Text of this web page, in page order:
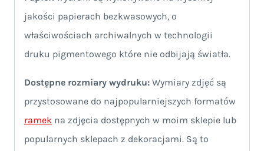
jakości papierach bezkwasowych, o
właściwościach archiwalnych w technologii
druku pigmentowego które nie odbijają światła.
Dostępne rozmiary wydruku: Wymiary zdjęć są
przystosowane do najpopularniejszych formatów
ramek na zdjęcia dostępnych w moim sklepie lub
popularnych sklepach z dekoracjami. Są to